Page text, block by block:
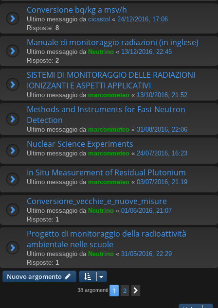
Conversione bq/kg a msv/h
Ultimo messaggio da cicastol « 24/12/2016, 17:06
Risposte: 8
Manuale di monitoraggio radiazioni (in inglese)
Ultimo messaggio da Neutrino « 13/12/2016, 22:45
Risposte: 2
SISTEMI DI MONITORAGGIO DELLE RADIAZIONI
IONIZZANTI E ASPETTI APPLICATIVI
Ultimo messaggio da marconmeteo « 13/10/2016, 21:52
Methods and Instruments for Fast Neutron
Detection
Ultimo messaggio da marconmeteo « 31/08/2016, 22:06
Nuclear Science Experiments
Ultimo messaggio da marconmeteo « 24/07/2016, 16:23
In Situ Measurement of Residual Plutonium
Ultimo messaggio da marconmeteo « 03/07/2016, 21:19
Conversione_vecchie_e_nuove_misure
Ultimo messaggio da Neutrino « 01/06/2016, 21:07
Risposte: 1
Progetto di monitoraggio della radioattività
ambientale nelle scuole
Ultimo messaggio da Neutrino « 31/05/2016, 22:29
Risposte: 1
Nuovo argomento
38 argomenti 1 2